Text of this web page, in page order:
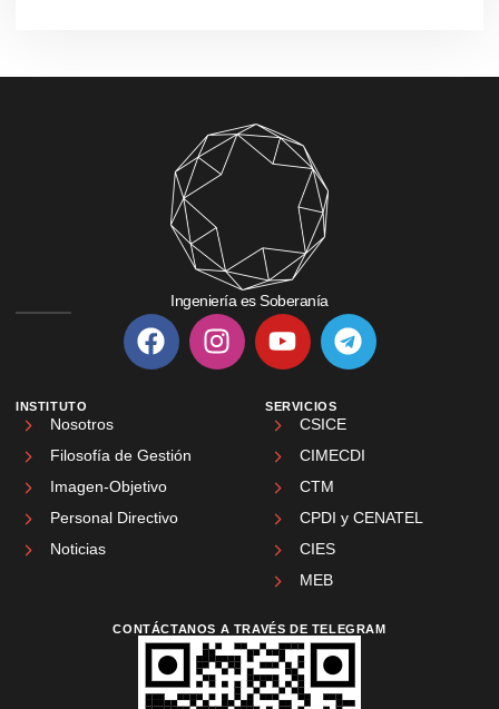
Ingeniería es Soberanía
INSTITUTO
Nosotros
Filosofía de Gestión
Imagen-Objetivo
Personal Directivo
Noticias
SERVICIOS
CSICE
CIMECDI
CTM
CPDI y CENATEL
CIES
MEB
CONTÁCTANOS A TRAVÉS DE TELEGRAM